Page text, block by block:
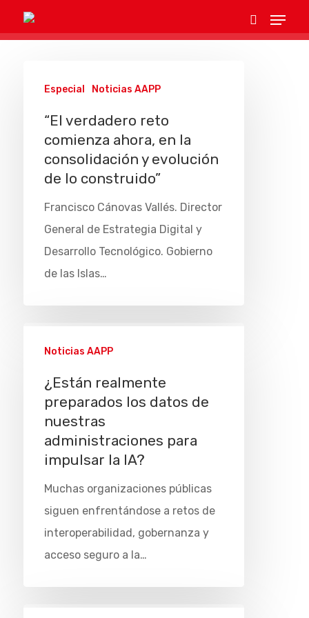
Hit enter to search or ESC to close
Especial Noticias AAPP
“El verdadero reto
comienza ahora, en la
consolidación y evolución
de lo construido”
Francisco Cánovas Vallés. Director
General de Estrategia Digital y
Desarrollo Tecnológico. Gobierno
de las Islas…
Noticias AAPP
¿Están realmente
preparados los datos de
nuestras
administraciones para
impulsar la IA?
Muchas organizaciones públicas
siguen enfrentándose a retos de
interoperabilidad, gobernanza y
acceso seguro a la…